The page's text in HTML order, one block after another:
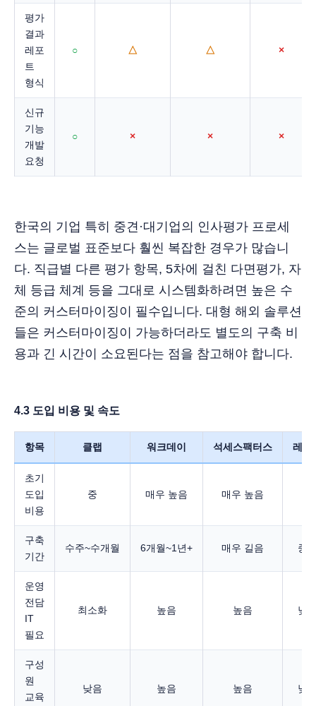
평가
결과
레포
트
형식
○ △ △ ×
신규
기능
개발
요청
○ × × ×
한국의 기업 특히 중견·대기업의 인사평가 프로세
스는 글로벌 표준보다 훨씬 복잡한 경우가 많습니
다. 직급별 다른 평가 항목, 5차에 걸친 다면평가, 자
체 등급 체계 등을 그대로 시스템화하려면 높은 수
준의 커스터마이징이 필수입니다. 대형 해외 솔루션
들은 커스터마이징이 가능하더라도 별도의 구축 비
용과 긴 시간이 소요된다는 점을 참고해야 합니다.
4.3 도입 비용 및 속도
항목 클랩 워크데이 석세스팩터스 레티
초기
도입
비용
중 매우 높음 매우 높음
구축
기간
수주~수개월 6개월~1년+ 매우 길음 중
운영
전담
IT
필요
최소화 높음 높음 낮
구성
원
교육
낮음 높음 높음 낮